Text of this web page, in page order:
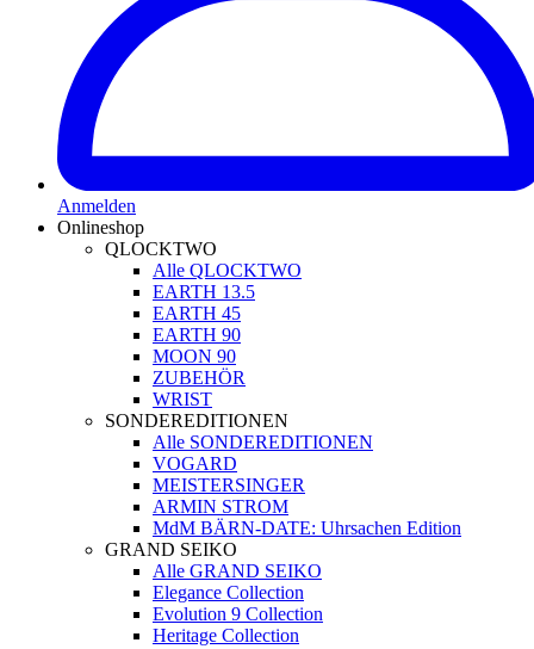
Anmelden
Onlineshop
QLOCKTWO
Alle QLOCKTWO
EARTH 13.5
EARTH 45
EARTH 90
MOON 90
ZUBEHÖR
WRIST
SONDEREDITIONEN
Alle SONDEREDITIONEN
VOGARD
MEISTERSINGER
ARMIN STROM
MdM BÄRN-DATE: Uhrsachen Edition
GRAND SEIKO
Alle GRAND SEIKO
Elegance Collection
Evolution 9 Collection
Heritage Collection